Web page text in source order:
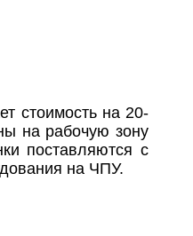
стоимость на 20-
на рабочую зону
поставляются с
на ЧПУ.​